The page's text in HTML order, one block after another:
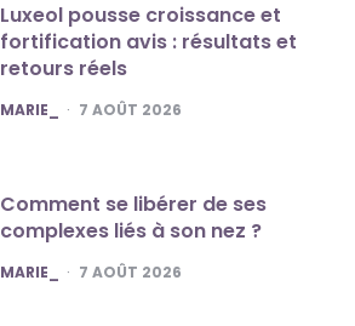
Luxeol pousse croissance et
fortification avis : résultats et
retours réels
POSTED
MARIE_ 7 AOÛT 2026
Comment se libérer de ses
complexes liés à son nez ?
POSTED
MARIE_ 7 AOÛT 2026